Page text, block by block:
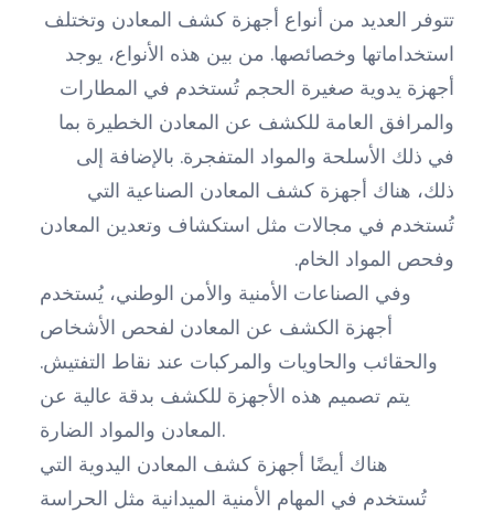
تتوفر العديد من أنواع أجهزة كشف المعادن وتختلف
استخداماتها وخصائصها. من بين هذه الأنواع، يوجد
أجهزة يدوية صغيرة الحجم تُستخدم في المطارات
والمرافق العامة للكشف عن المعادن الخطيرة بما
في ذلك الأسلحة والمواد المتفجرة. بالإضافة إلى
ذلك، هناك أجهزة كشف المعادن الصناعية التي
تُستخدم في مجالات مثل استكشاف وتعدين المعادن
وفحص المواد الخام.
وفي الصناعات الأمنية والأمن الوطني، يُستخدم
أجهزة الكشف عن المعادن لفحص الأشخاص
والحقائب والحاويات والمركبات عند نقاط التفتيش.
يتم تصميم هذه الأجهزة للكشف بدقة عالية عن
المعادن والمواد الضارة.
هناك أيضًا أجهزة كشف المعادن اليدوية التي
تُستخدم في المهام الأمنية الميدانية مثل الحراسة